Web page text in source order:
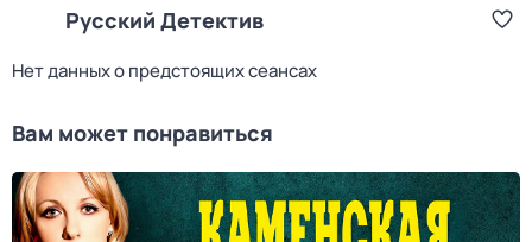
Русский Детектив
Нет данных о предстоящих сеансах
Вам может понравиться